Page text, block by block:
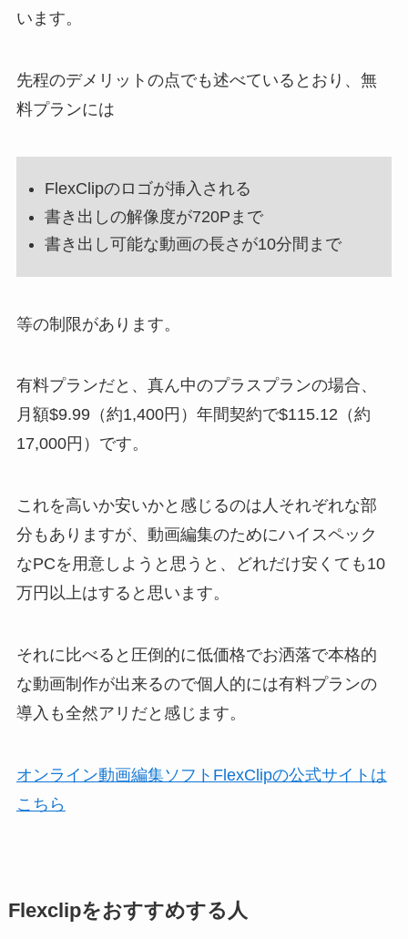
います。
先程のデメリットの点でも述べているとおり、無
料プランには
FlexClipのロゴが挿入される
書き出しの解像度が720Pまで
書き出し可能な動画の長さが10分間まで
等の制限があります。
有料プランだと、真ん中のプラスプランの場合、
月額$9.99（約1,400円）年間契約で$115.12（約
17,000円）です。
これを高いか安いかと感じるのは人それぞれな部
分もありますが、動画編集のためにハイスペック
なPCを用意しようと思うと、どれだけ安くても10
万円以上はすると思います。
それに比べると圧倒的に低価格でお洒落で本格的
な動画制作が出来るので個人的には有料プランの
導入も全然アリだと感じます。
オンライン動画編集ソフトFlexClipの公式サイトは
こちら
Flexclipをおすすめする人